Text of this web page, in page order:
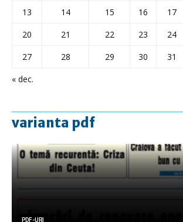
« dec.
13
14 15 16 17
20
21 22 23 24
27
28 29 30 31
varianta pdf
PDF-URI
PDF-URI
PDF-URI
PDF-URI
PDF-URI